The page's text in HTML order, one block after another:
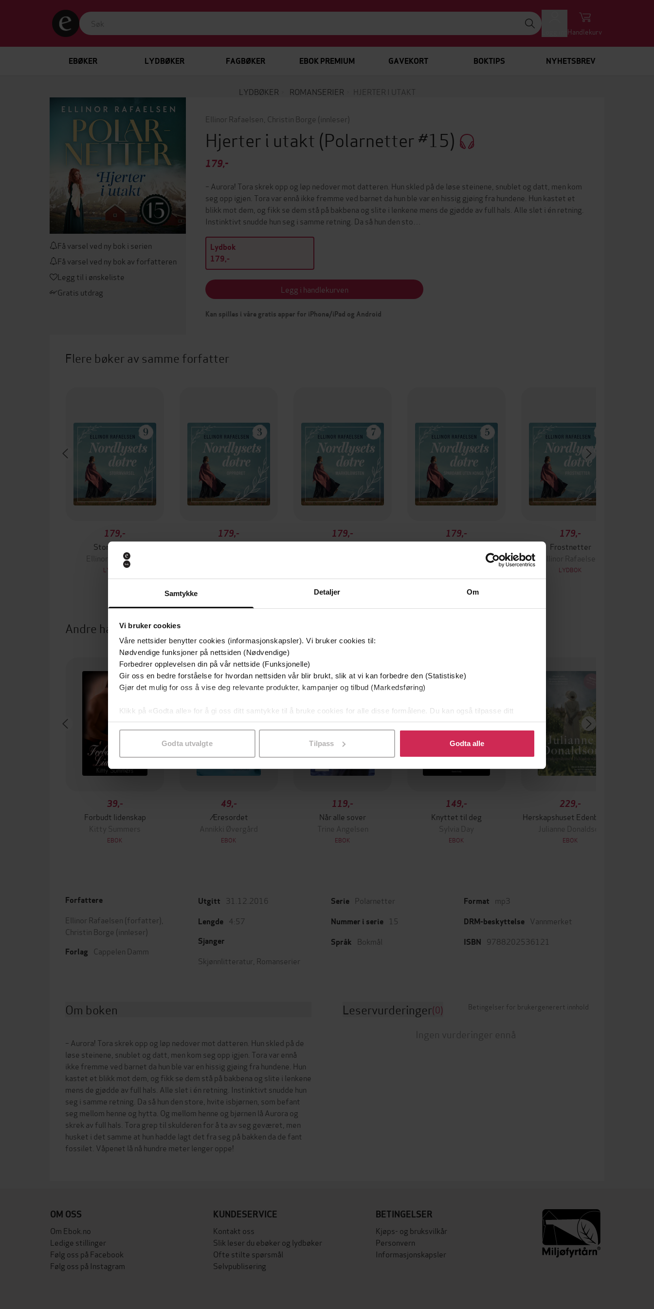
Samtykke Detaljer Om
Vi bruker cookies
Våre nettsider benytter cookies (informasjonskapsler). Vi bruker cookies til:
Nødvendige funksjoner på nettsiden (Nødvendige)
Forbedrer opplevelsen din på vår nettside (Funksjonelle)
Gir oss en bedre forståelse for hvordan nettsiden vår blir brukt, slik at vi kan forbedre den (Statistiske)
Gjør det mulig for oss å vise deg relevante produkter, kampanjer og tilbud (Markedsføring)
Klikk på «Godta alle» for å gi oss ditt samtykke til å bruke cookies for alle disse formålene. Du kan også tilpasse ditt
samtykke til spesifikke formål ved å klikke på «Tilpass». Du kan når som helst trekke tilbake eller endre ditt samtykke.
Godta utvalgte Tilpass Godta alle
Handlekurv
EBØKER LYDBØKER FAGBØKER EBOK PREMIUM GAVEKORT BOKTIPS NYHETSBREV
LYDBØKER ROMANSERIER HJERTER I UTAKT
Få varsel ved ny bok i serien
Få varsel ved ny bok av forfatteren
Legg til i ønskeliste
Gratis utdrag
Ellinor Rafaelsen Christin Borge (innleser)
Hjerter i utakt (Polarnetter #15)
179,-
– Aurora! Tora skrek opp og løp nedover mot datteren. Hun skled på de løse steinene, snublet og datt, men kom
seg opp igjen. Tora var ennå ikke fremme ved barnet da hun ble var en hissig gjøing fra hundene. Hun kastet et
blikk mot dem, og fikk se dem stå på bakbena og slite i lenkene mens de gjødde av full hals. Alle slet i én retning.
Instinktivt snudde hun seg i samme retning. Da så hun den sto…
Lydbok
179,-
Legg i handlekurven
Kan spilles i våre gratis apper for iPhone/iPad og Android
Flere bøker av samme forfatter
179,-
Stormvarsel
Ellinor Rafaelsen
LYDBOK
179,-
179,-
179,-
179,-
Frostnetter
Ellinor Rafaelsen
LYDBOK
Andre har også kjøpt
39,-
Forbudt lidenskap
Kitty Summers
EBOK
49,-
Æresordet
Annikki Øvergård
EBOK
119,-
Når alle sover
Trine Angelsen
EBOK
149,-
Knyttet til deg
Sylvia Day
EBOK
229,-
Herskapshuset Edenbrooke
Julianne Donaldson
EBOK
Forfattere
Ellinor Rafaelsen (forfatter),
Christin Borge (innleser)
Forlag Cappelen Damm
Utgitt 31.12.2016
Lengde 4:57
Sjanger
Skjønnlitteratur Romanserier
Serie Polarnetter
Nummer i serie 15
Språk Bokmål
Format mp3
DRM-beskyttelse Vannmerket
ISBN 9788202536121
Om boken
– Aurora! Tora skrek opp og løp nedover mot datteren. Hun skled på de
løse steinene, snublet og datt, men kom seg opp igjen. Tora var ennå
ikke fremme ved barnet da hun ble var en hissig gjøing fra hundene. Hun
kastet et blikk mot dem, og fikk se dem stå på bakbena og slite i lenkene
mens de gjødde av full hals. Alle slet i én retning. Instinktivt snudde hun
seg i samme retning. Da så hun den store, hvite isbjørnen, som befant
seg mellom henne og hytta. Og mellom henne og bjørnen lå Aurora og
skrek av full hals. Tora grep til skulderen for å ta av seg geværet, men
husket i det samme at hun hadde lagt det fra seg på bakken da de fant
fossilet. Våpenet lå nå hundre meter lenger oppe!
Leservurderinger(0) Betingelser for brukergenerert innhold
Ingen vurderinger ennå
OM OSS
Om Ebok.no
Ledige stillinger
Følg oss på Facebook
Følg oss på Instagram
KUNDESERVICE
Kontakt oss
Slik leser du ebøker og lydbøker
Ofte stilte spørsmål
Selvpublisering
BETINGELSER
Kjøps- og bruksvilkår
Personvern
Informasjonskapsler